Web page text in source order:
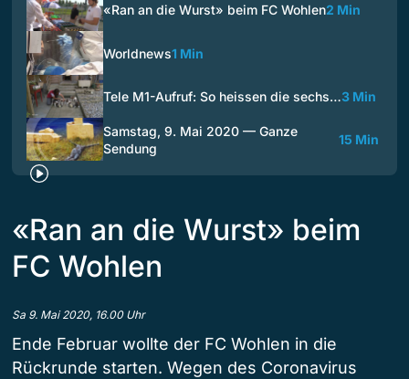
«Ran an die Wurst» beim FC Wohlen2 Min
Worldnews1 Min
Tele M1-Aufruf: So heissen die sechs…3 Min
Samstag, 9. Mai 2020 — Ganze
Sendung
15 Min
«Ran an die Wurst» beim
FC Wohlen
Sa 9. Mai 2020, 16.00 Uhr
Ende Februar wollte der FC Wohlen in die
Rückrunde starten. Wegen des Coronavirus